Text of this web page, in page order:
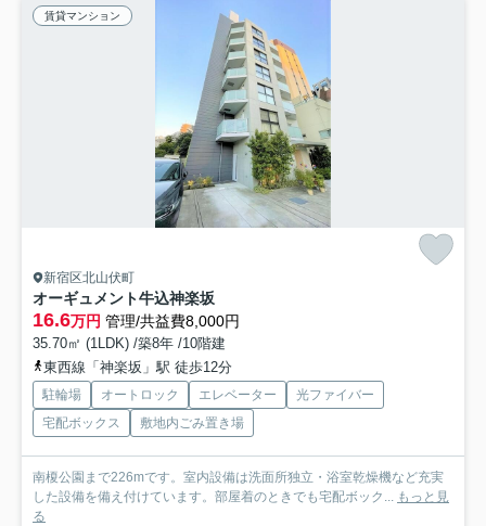
賃貸マンション
新宿区北山伏町
オーギュメント牛込神楽坂
16.6万円 管理/共益費8,000円
35.70㎡ (1LDK) /築8年 /10階建
東西線「神楽坂」駅 徒歩12分
駐輪場 オートロック エレベーター
光ファイバー
宅配ボックス
敷地内ごみ置き場
南榎公園まで226mです。室内設備は洗面所独立・浴室乾燥機など充実
した設備を備え付けています。部屋着のときでも宅配ボック... もっと見
る